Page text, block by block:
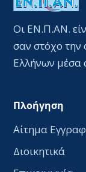
Οι ΕΝ.Π.ΑΝ.
σαν στόχο την
Ελλήνων μέσα
Πλοήγηση
Αίτημα
Διοικητικά